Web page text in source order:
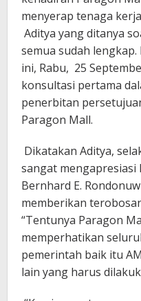
menyerap tenaga
Aditya yang ditanya
semua sudah
ini, Rabu, 25
konsultasi pertama
penerbitan
Paragon Mall.
Dikatakan Aditya,
sangat
Bernhard E.
memberikan
“Tentunya Paragon
memperhatikan
pemerintah baik itu
lain yang harus